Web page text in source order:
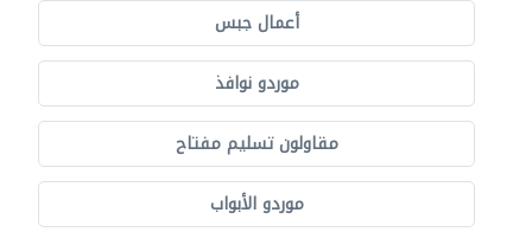
أعمال جبس
موردو نوافذ
مقاولون تسليم مفتاح
موردو الأبواب